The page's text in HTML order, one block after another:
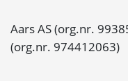
Aars AS (org.nr.
(org.nr. 974412063)